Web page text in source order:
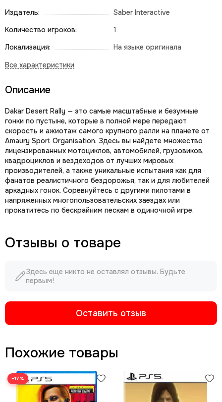
Издатель:
Saber Interactive
Количество игроков:
1
Локализация:
На языке оригинала
Описание
Dakar Desert Rally — это самые масштабные и безумные
гонки по пустыне, которые в полной мере передают
скорость и ажиотаж самого крупного ралли на планете от
Amaury Sport Organisation. Здесь вы найдете множество
лицензированных мотоциклов, автомобилей, грузовиков,
квадроциклов и вездеходов от лучших мировых
производителей, а также уникальные испытания как для
фанатов реалистичного бездорожья, так и для любителей
аркадных гонок. Соревнуйтесь с другими пилотами в
напряженных многопользовательских заездах или
прокатитесь по бескрайним пескам в одиночной игре.
Отзывы о товаре
Здесь еще никто не оставлял отзывы. Будьте
первым!
Оставить отзыв
Похожие товары
−17%